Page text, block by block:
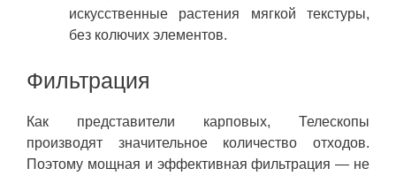
искусственные растения мягкой текстуры,
без колючих элементов.
Фильтрация
Как представители карповых, Телескопы
производят значительное количество отходов.
Поэтому мощная и эффективная фильтрация — не